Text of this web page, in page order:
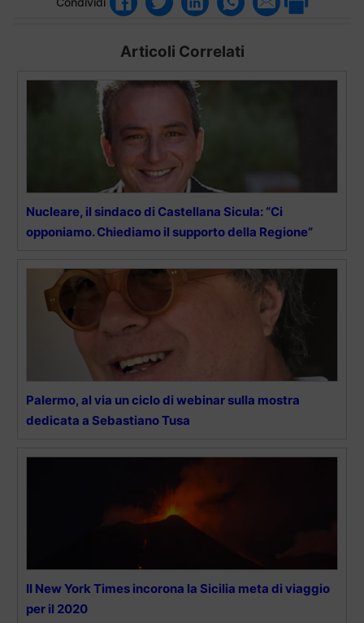
Articoli Correlati
Nucleare, il sindaco di Castellana Sicula: “Ci
opponiamo. Chiediamo il supporto della Regione”
Palermo, al via un ciclo di webinar sulla mostra
dedicata a Sebastiano Tusa
Il New York Times incorona la Sicilia meta di viaggio
per il 2020